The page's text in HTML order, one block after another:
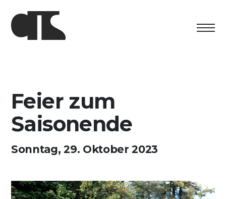
Kulturelles Programm
Vermietung
Feier zum
Saisonende
Sonntag, 29. Oktober 2023